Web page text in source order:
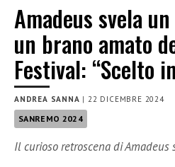
Amadeus svela
un brano amato
Festival: “Scelto
ANDREA SANNA | 22 DICEMBRE 2024
SANREMO 2024
Il curioso retroscena di